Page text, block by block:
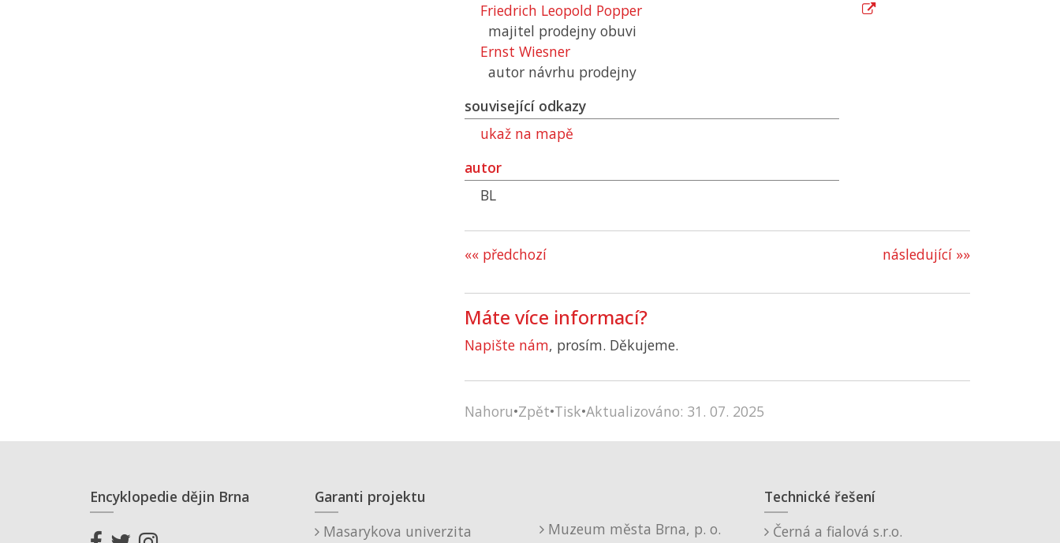
Friedrich Leopold Popper
majitel prodejny obuvi
Ernst Wiesner
autor návrhu prodejny
související odkazy
ukaž na mapě
autor
BL
«« předchozí následující »»
Máte více informací?
Napište nám, prosím. Děkujeme.
Nahoru•Zpět•Tisk•Aktualizováno: 31. 07. 2025
Encyklopedie dějin Brna
Garanti projektu
Masarykova univerzita
Muzeum města Brna, p. o.
Technické řešení
Černá a fialová s.r.o.